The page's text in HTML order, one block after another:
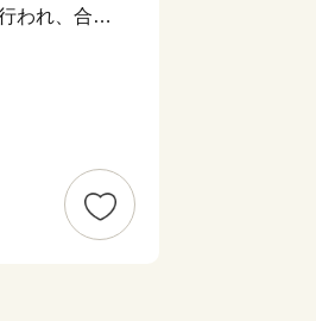
われ、合戦
物産業の発
交通の要
運輸(有)